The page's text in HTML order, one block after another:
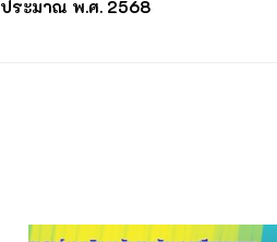
ระมาณ พ.ศ. 2568